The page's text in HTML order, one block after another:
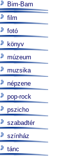
Bim-Bam
film
fotó
könyv
múzeum
muzsika
népzene
pop-rock
pszicho
szabadtér
színház
tánc